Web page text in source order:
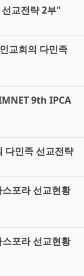
교전략 2부"
교회의 다민족
9th IPCA
다민족 선교전략
포라 선교현황
포라 선교현황